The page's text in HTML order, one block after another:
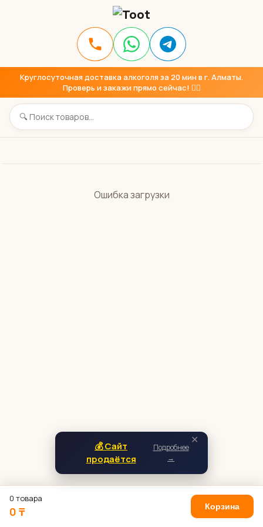
Круглосуточная доставка алкоголя за 20 мин в г. Алматы.
Проверь и закажи прямо сейчас! 👇🏼
Ошибка загрузки
✕
💰 Сайт
продаётся
Подробнее
→
0 товара
0 ₸ Корзина